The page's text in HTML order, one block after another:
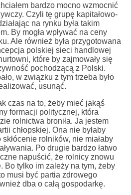
bardzo mocno wzmocnić
Czyli tę grupę kapitałowo-
na rynku była takim
By mogła wpływać na ceny
Ale również była przygotowana
polskiej sieci handlowej
które by zajmowały się
pochodzącą z Polski.
w związku z tym trzeba było
usunąć.
czas na to, żeby mieć jakąś
formacji politycznej, która
rolnictwa broniła. Ja jestem
chłopskiej. Ona nie byłaby
rolników, nie miałaby
Po drugie bardzo łatwo
napuścić, że rolnicy znowu
Bo tylko im zależy na tym, żeby
musi być partia zdrowego
dba o całą gospodarkę.